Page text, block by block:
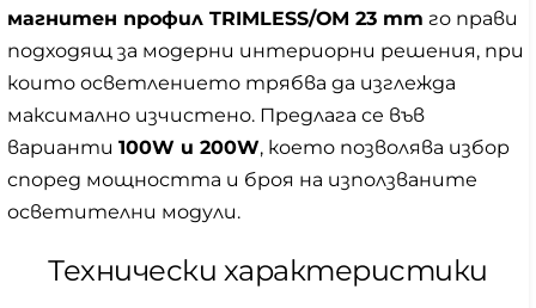
магнитен профил TRIMLESS/ОМ 23 mm го прави
подходящ за модерни интериорни решения, при
които осветлението трябва да изглежда
максимално изчистено. Предлага се във
варианти 100W и 200W, което позволява избор
според мощността и броя на използваните
осветителни модули.
Технически характеристики